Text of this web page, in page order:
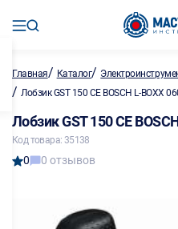
Главная/ Каталог/
/ Лобзик GST 150 CE BOSCH L-BOXX
Лобзик GST 150 CE
Код товара: 35138
0 0 отзывов